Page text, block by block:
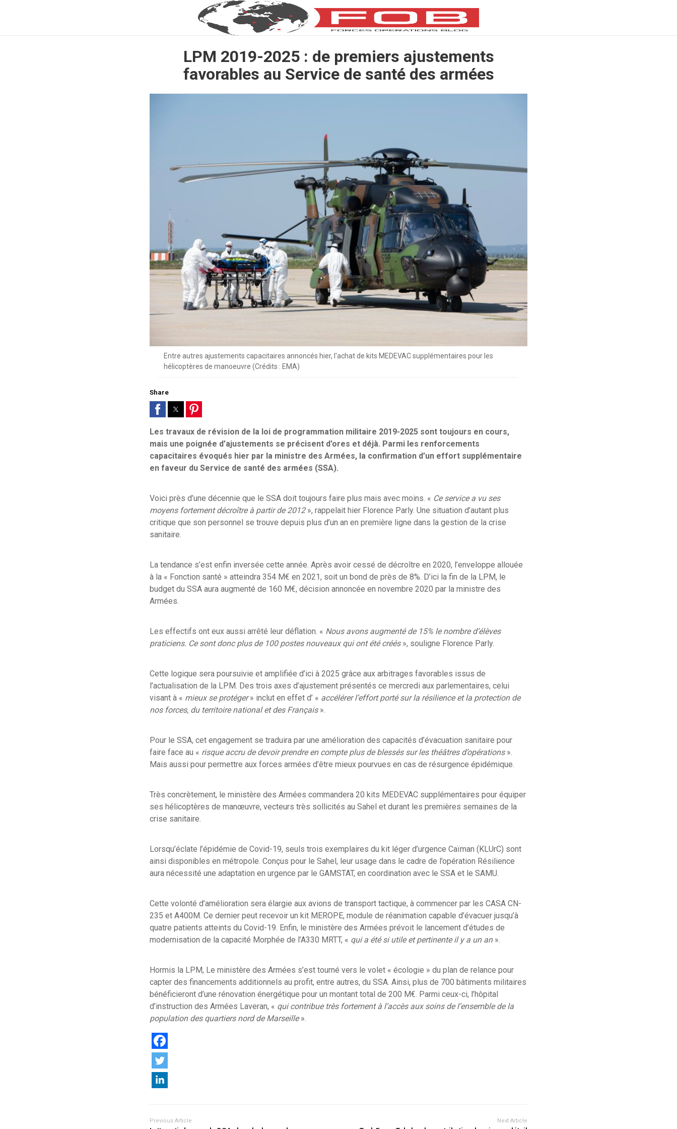
LPM 2019-2025 : de premiers ajustements
favorables au Service de santé des armées
Entre autres ajustements capacitaires annoncés hier, l'achat de kits MEDEVAC supplémentaires pour les
hélicoptères de manoeuvre (Crédits : EMA)
Share
Les travaux de révision de la loi de programmation militaire 2019-2025 sont toujours en cours,
mais une poignée d’ajustements se précisent d’ores et déjà. Parmi les renforcements
capacitaires évoqués hier par la ministre des Armées, la confirmation d’un effort supplémentaire
en faveur du Service de santé des armées (SSA).
Voici près d’une décennie que le SSA doit toujours faire plus mais avec moins. « Ce service a vu ses
moyens fortement décroître à partir de 2012», rappelait hier Florence Parly. Une situation d’autant plus
critique que son personnel se trouve depuis plus d’un an en première ligne dans la gestion de la crise
sanitaire.
La tendance s’est enfin inversée cette année. Après avoir cessé de décroître en 2020, l’enveloppe allouée
à la « Fonction santé » atteindra 354 M€ en 2021, soit un bond de près de 8%. D’ici la fin de la LPM, le
budget du SSA aura augmenté de 160 M€, décision annoncée en novembre 2020 par la ministre des
Armées.
Les effectifs ont eux aussi arrêté leur déflation. « Nous avons augmenté de 15% le nombre d’élèves
praticiens. Ce sont donc plus de 100 postes nouveaux qui ont été créés», souligne Florence Parly.
Cette logique sera poursuivie et amplifiée d’ici à 2025 grâce aux arbitrages favorables issus de
l’actualisation de la LPM. Des trois axes d’ajustement présentés ce mercredi aux parlementaires, celui
visant à « mieux se protéger» inclut en effet d’ « accélérer l’effort porté sur la résilience et la protection de
nos forces, du territoire national et des Français».
Pour le SSA, cet engagement se traduira par une amélioration des capacités d’évacuation sanitaire pour
faire face au « risque accru de devoir prendre en compte plus de blessés sur les théâtres d’opérations».
Mais aussi pour permettre aux forces armées d’être mieux pourvues en cas de résurgence épidémique.
Très concrètement, le ministère des Armées commandera 20 kits MEDEVAC supplémentaires pour équiper
ses hélicoptères de manœuvre, vecteurs très sollicités au Sahel et durant les premières semaines de la
crise sanitaire.
Lorsqu’éclate l’épidémie de Covid-19, seuls trois exemplaires du kit léger d’urgence Caïman (KLUrC) sont
ainsi disponibles en métropole. Conçus pour le Sahel, leur usage dans le cadre de l’opération Résilience
aura nécessité une adaptation en urgence par le GAMSTAT, en coordination avec le SSA et le SAMU.
Cette volonté d’amélioration sera élargie aux avions de transport tactique, à commencer par les CASA CN-
235 et A400M. Ce dernier peut recevoir un kit MEROPE, module de réanimation capable d’évacuer jusqu’à
quatre patients atteints du Covid-19. Enfin, le ministère des Armées prévoit le lancement d’études de
modernisation de la capacité Morphée de l’A330 MRTT, « qui a été si utile et pertinente il y a un an».
Hormis la LPM, Le ministère des Armées s’est tourné vers le volet « écologie » du plan de relance pour
capter des financements additionnels au profit, entre autres, du SSA. Ainsi, plus de 700 bâtiments militaires
bénéficieront d’une rénovation énergétique pour un montant total de 200 M€. Parmi ceux-ci, l’hôpital
d’instruction des Armées Laveran, « qui contribue très fortement à l’accès aux soins de l’ensemble de la
population des quartiers nord de Marseille».
Previous Article Next Article